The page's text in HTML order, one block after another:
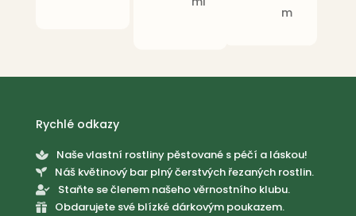
m
Rychlé odkazy
 Naše vlastní rostliny pěstované s péčí a láskou!
 Náš květinový bar plný čerstvých řezaných rostlin.
 Staňte se členem našeho věrnostního klubu.
 Obdarujete své blízké dárkovým poukazem.